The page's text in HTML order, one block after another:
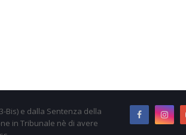
Bis) e dalla Sentenza della
in Tribunale nè di avere